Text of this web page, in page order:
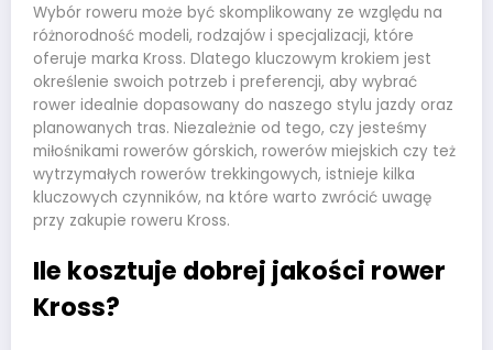
Wybór roweru może być skomplikowany ze względu na
różnorodność modeli, rodzajów i specjalizacji, które
oferuje marka Kross. Dlatego kluczowym krokiem jest
określenie swoich potrzeb i preferencji, aby wybrać
rower idealnie dopasowany do naszego stylu jazdy oraz
planowanych tras. Niezależnie od tego, czy jesteśmy
miłośnikami rowerów górskich, rowerów miejskich czy też
wytrzymałych rowerów trekkingowych, istnieje kilka
kluczowych czynników, na które warto zwrócić uwagę
przy zakupie roweru Kross.
Ile kosztuje dobrej jakości rower
Kross?